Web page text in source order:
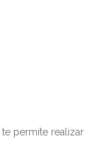
permite realizar